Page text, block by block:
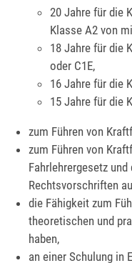
20 Jahre für die
Klasse A2 von
18 Jahre für die
oder C1E,
16 Jahre für die
15 Jahre für die
zum Führen von
zum Führen von
Fahrlehrergesetz
Rechtsvorschriften
die Fähigkeit zum
theoretischen und
haben,
an einer Schulung in